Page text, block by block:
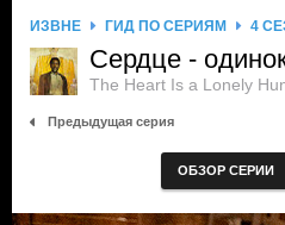
ИЗВНЕ ГИД ПО СЕРИЯМ 4
Сердце -
The Heart Is a Lonely
Предыдущая серия
ОБЗОР СЕРИИ